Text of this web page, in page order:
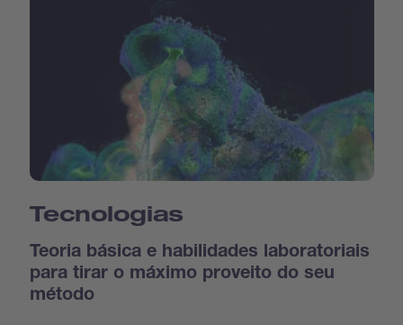
Tecnologias
Teoria básica e habilidades laboratoriais
para tirar o máximo proveito do seu
método